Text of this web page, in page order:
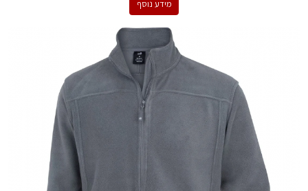
מידע נוסף